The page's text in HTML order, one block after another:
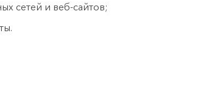
сетей и веб-сайтов;